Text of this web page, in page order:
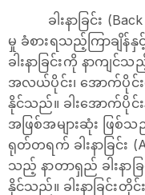
ခါးနာခြင်း
မှု ခံစားရသည့်ကြာချိန်
ခါးနာခြင်းကို နာကျင်
အလယ်ပိုင်း၊ အောက်ပိုင်း
နိုင်သည်။ ခါးအောက်ပိုင်း
အဖြစ်အများဆုံး ဖြစ်
ရုတ်တရက် ခါးနာခြင်း
သည့် နာတာရှည် ခါးနာခ
နိုင်သည်။ ခါးနာခြင်းတို